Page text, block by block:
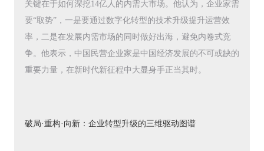
关键在于如何深挖14亿人的内需大市场。他认为，企业家需
要“取势”，一是要通过数字化转型的技术升级提升运营效
率，二是在发展内需市场的同时做好出海，避免内卷式竞
争。他表示，中国民营企业家是中国经济发展的不可或缺的
重要力量，在新时代新征程中大显身手正当其时。
破局·重构·向新：企业转型升级的三维驱动图谱